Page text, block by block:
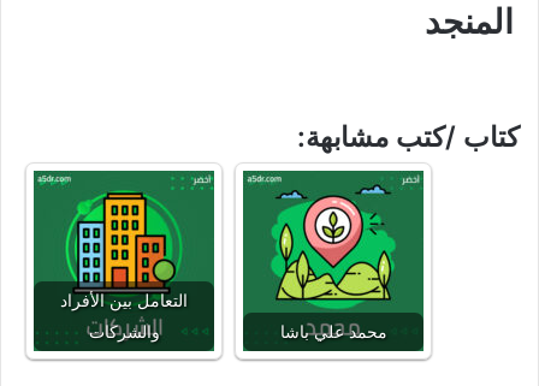
المنجد
كتاب /كتب مشابهة:
التعامل بين الأفراد
والشركات
محمد علي باشا